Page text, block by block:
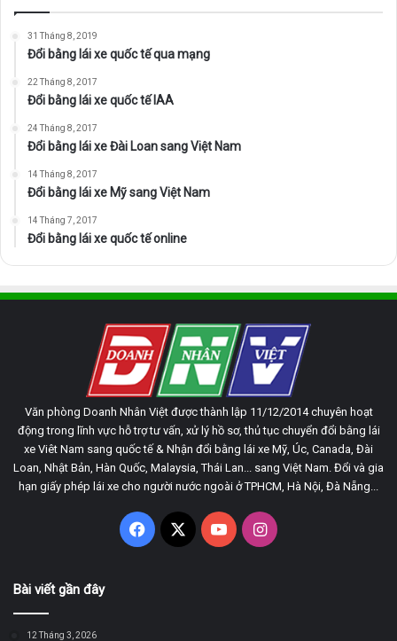
31 Tháng 8, 2019
Đổi bằng lái xe quốc tế qua mạng
22 Tháng 8, 2017
Đổi bằng lái xe quốc tế IAA
24 Tháng 8, 2017
Đổi bằng lái xe Đài Loan sang Việt Nam
14 Tháng 8, 2017
Đổi bằng lái xe Mỹ sang Việt Nam
14 Tháng 7, 2017
Đổi bằng lái xe quốc tế online
Văn phòng Doanh Nhân Việt được thành lập 11/12/2014 chuyên hoạt
động trong lĩnh vực hỗ trợ tư vấn, xử lý hồ sơ, thủ tục chuyển đổi bằng lái
xe Viêt Nam sang quốc tế & Nhận đổi bằng lái xe Mỹ, Úc, Canada, Đài
Loan, Nhật Bản, Hàn Quốc, Malaysia, Thái Lan... sang Việt Nam. Đổi và gia
hạn giấy phép lái xe cho người nước ngoài ở TPHCM, Hà Nội, Đà Nẵng...
Facebook
X YouTubeInstagram
Bài viết gần đây
12 Tháng 3, 2026